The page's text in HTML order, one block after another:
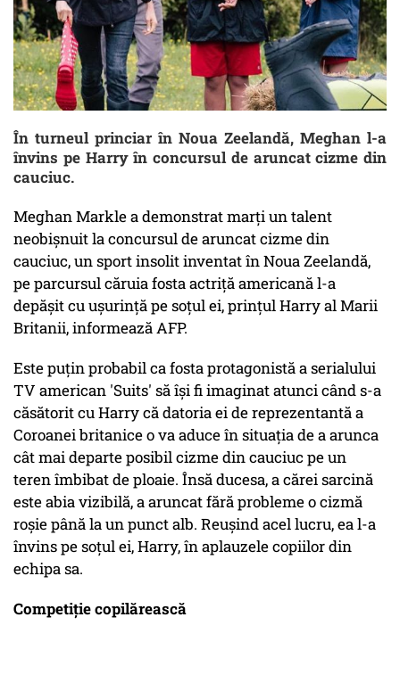
În turneul princiar în Noua Zeelandă, Meghan l-a
învins pe Harry în concursul de aruncat cizme din
cauciuc.
Meghan Markle a demonstrat marţi un talent
neobişnuit la concursul de aruncat cizme din
cauciuc, un sport insolit inventat în Noua Zeelandă,
pe parcursul căruia fosta actriţă americană l-a
depăşit cu uşurinţă pe soţul ei, prinţul Harry al Marii
Britanii, informează AFP.
Este puţin probabil ca fosta protagonistă a serialului
TV american 'Suits' să îşi fi imaginat atunci când s-a
căsătorit cu Harry că datoria ei de reprezentantă a
Coroanei britanice o va aduce în situaţia de a arunca
cât mai departe posibil cizme din cauciuc pe un
teren îmbibat de ploaie. Însă ducesa, a cărei sarcină
este abia vizibilă, a aruncat fără probleme o cizmă
roşie până la un punct alb. Reuşind acel lucru, ea l-a
învins pe soţul ei, Harry, în aplauzele copiilor din
echipa sa.
Competiţie copilărească